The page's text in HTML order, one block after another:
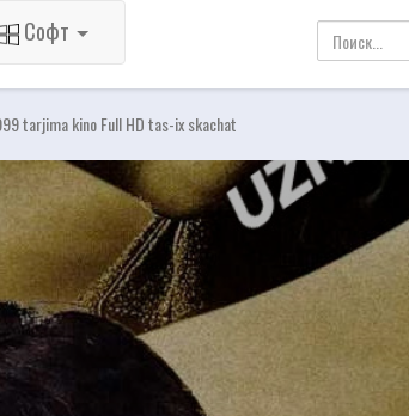
Софт
tarjima kino Full HD tas-ix skachat